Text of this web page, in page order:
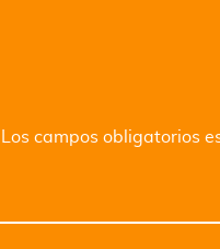
Los campos obligatorios